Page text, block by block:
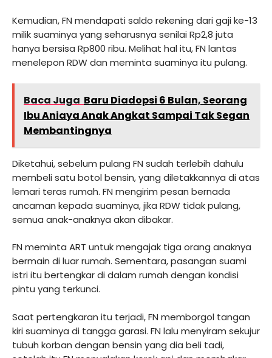
Kemudian, FN mendapati saldo rekening dari gaji ke-13
milik suaminya yang seharusnya senilai Rp2,8 juta
hanya bersisa Rp800 ribu. Melihat hal itu, FN lantas
menelepon RDW dan meminta suaminya itu pulang.
Baca Juga Baru Diadopsi 6 Bulan, Seorang
Ibu Aniaya Anak Angkat Sampai Tak Segan
Membantingnya
Diketahui, sebelum pulang FN sudah terlebih dahulu
membeli satu botol bensin, yang diletakkannya di atas
lemari teras rumah. FN mengirim pesan bernada
ancaman kepada suaminya, jika RDW tidak pulang,
semua anak-anaknya akan dibakar.
FN meminta ART untuk mengajak tiga orang anaknya
bermain di luar rumah. Sementara, pasangan suami
istri itu bertengkar di dalam rumah dengan kondisi
pintu yang terkunci.
Saat pertengkaran itu terjadi, FN memborgol tangan
kiri suaminya di tangga garasi. FN lalu menyiram sekujur
tubuh korban dengan bensin yang dia beli tadi,